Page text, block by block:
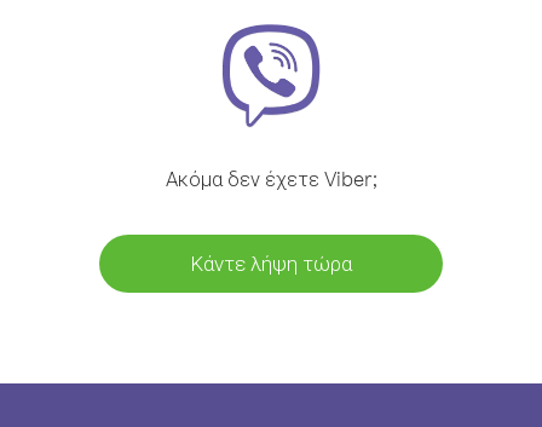
Ακόμα δεν έχετε Viber;
Κάντε λήψη τώρα